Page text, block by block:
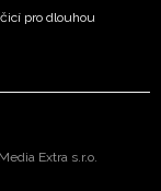
pro dlouhou
Extra s.r.o.